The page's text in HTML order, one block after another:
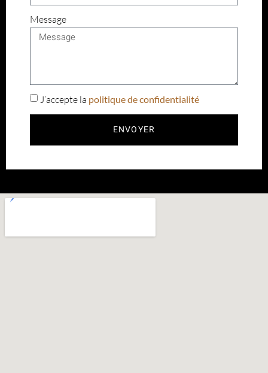
Message
J’accepte la politique de confidentialité
ENVOYER